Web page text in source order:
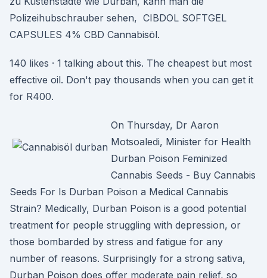
Polizeihubschrauber sehen, CIBDOL SOFTGEL
CAPSULES 4% CBD Cannabisöl.
140 likes · 1 talking about this. The cheapest but most
effective oil. Don't pay thousands when you can get it
for R400.
On Thursday, Dr Aaron
Motsoaledi, Minister for Health
Durban Poison Feminized
Cannabis Seeds - Buy Cannabis
Seeds For Is Durban Poison a Medical Cannabis
Strain? Medically, Durban Poison is a good potential
treatment for people struggling with depression, or
those bombarded by stress and fatigue for any
number of reasons. Surprisingly for a strong sativa,
Durban Poison does offer moderate pain relief, so